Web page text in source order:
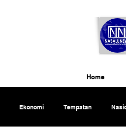
Ekonomi Tempatan
Home